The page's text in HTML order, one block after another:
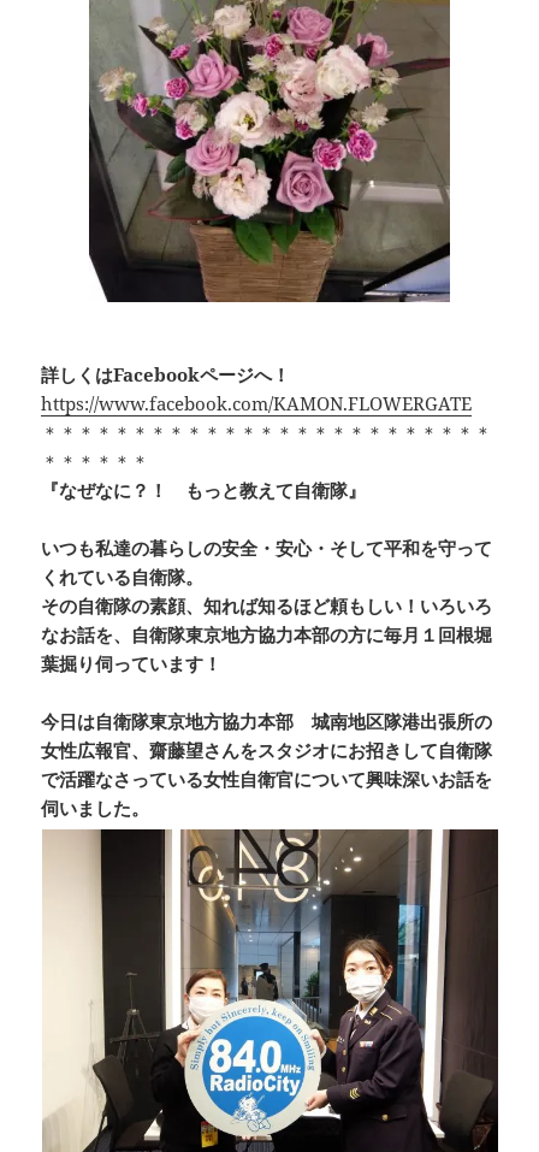
詳しくはFacebookページへ！
https://www.facebook.com/KAMON.FLOWERGATE
＊＊＊＊＊＊＊＊＊＊＊＊＊＊＊＊＊＊＊＊＊＊＊＊＊
＊＊＊＊＊＊
『なぜなに？！ もっと教えて自衛隊』
いつも私達の暮らしの安全・安心・そして平和を守って
くれている自衛隊。
その自衛隊の素顔、知れば知るほど頼もしい！いろいろ
なお話を、自衛隊東京地方協力本部の方に毎月１回根堀
葉掘り伺っています！
今日は自衛隊東京地方協力本部 城南地区隊港出張所の
女性広報官、齋藤望さんをスタジオにお招きして自衛隊
で活躍なさっている女性自衛官について興味深いお話を
伺いました。